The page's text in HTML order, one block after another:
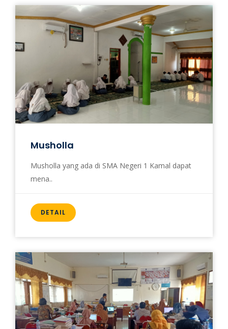
Musholla
Musholla yang ada di SMA Negeri 1 Kamal dapat
mena..
DETAIL